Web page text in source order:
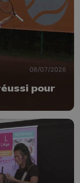
08/07/2026
pour